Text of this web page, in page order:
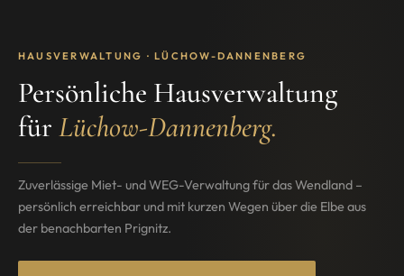
HAUSVERWALTUNG · LÜCHOW-DANNENBERG
Persönliche Hausverwaltung
für Lüchow-Dannenberg.
Zuverlässige Miet- und WEG-Verwaltung für das Wendland –
persönlich erreichbar und mit kurzen Wegen über die Elbe aus
der benachbarten Prignitz.